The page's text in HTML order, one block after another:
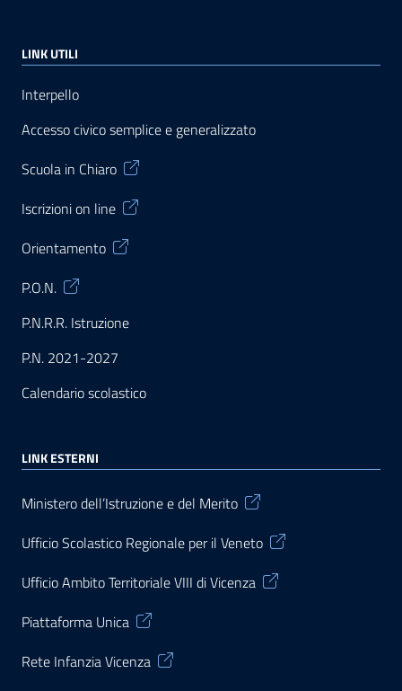
LINK UTILI
Interpello
Accesso civico semplice e generalizzato
Scuola in Chiaro
Iscrizioni on line
Orientamento
P.O.N.
P.N.R.R. Istruzione
P.N. 2021-2027
Calendario scolastico
LINK ESTERNI
Ministero dell’Istruzione e del Merito
Ufficio Scolastico Regionale per il Veneto
Ufficio Ambito Territoriale VIII di Vicenza
Piattaforma Unica
Rete Infanzia Vicenza